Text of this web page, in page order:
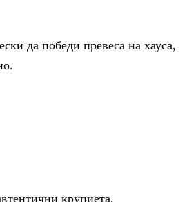
да победи превеса на хауса,
крупиета,